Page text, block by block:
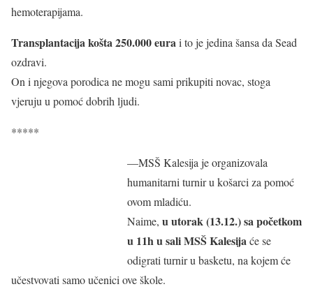
hemoterapijama.
Transplantacija košta 250.000 eurai to je jedina šansa da Sead
ozdravi.
On i njegova porodica ne mogu sami prikupiti novac, stoga
vjeruju u pomoć dobrih ljudi.
*****
—MSŠ Kalesija je organizovala
humanitarni turnir u košarci za pomoć
ovom mladiću.
Naime, u utorak (13.12.) sa početkom
u 11h u sali MSŠ Kalesijaće se
odigrati turnir u basketu, na kojem će
učestvovati samo učenici ove škole.